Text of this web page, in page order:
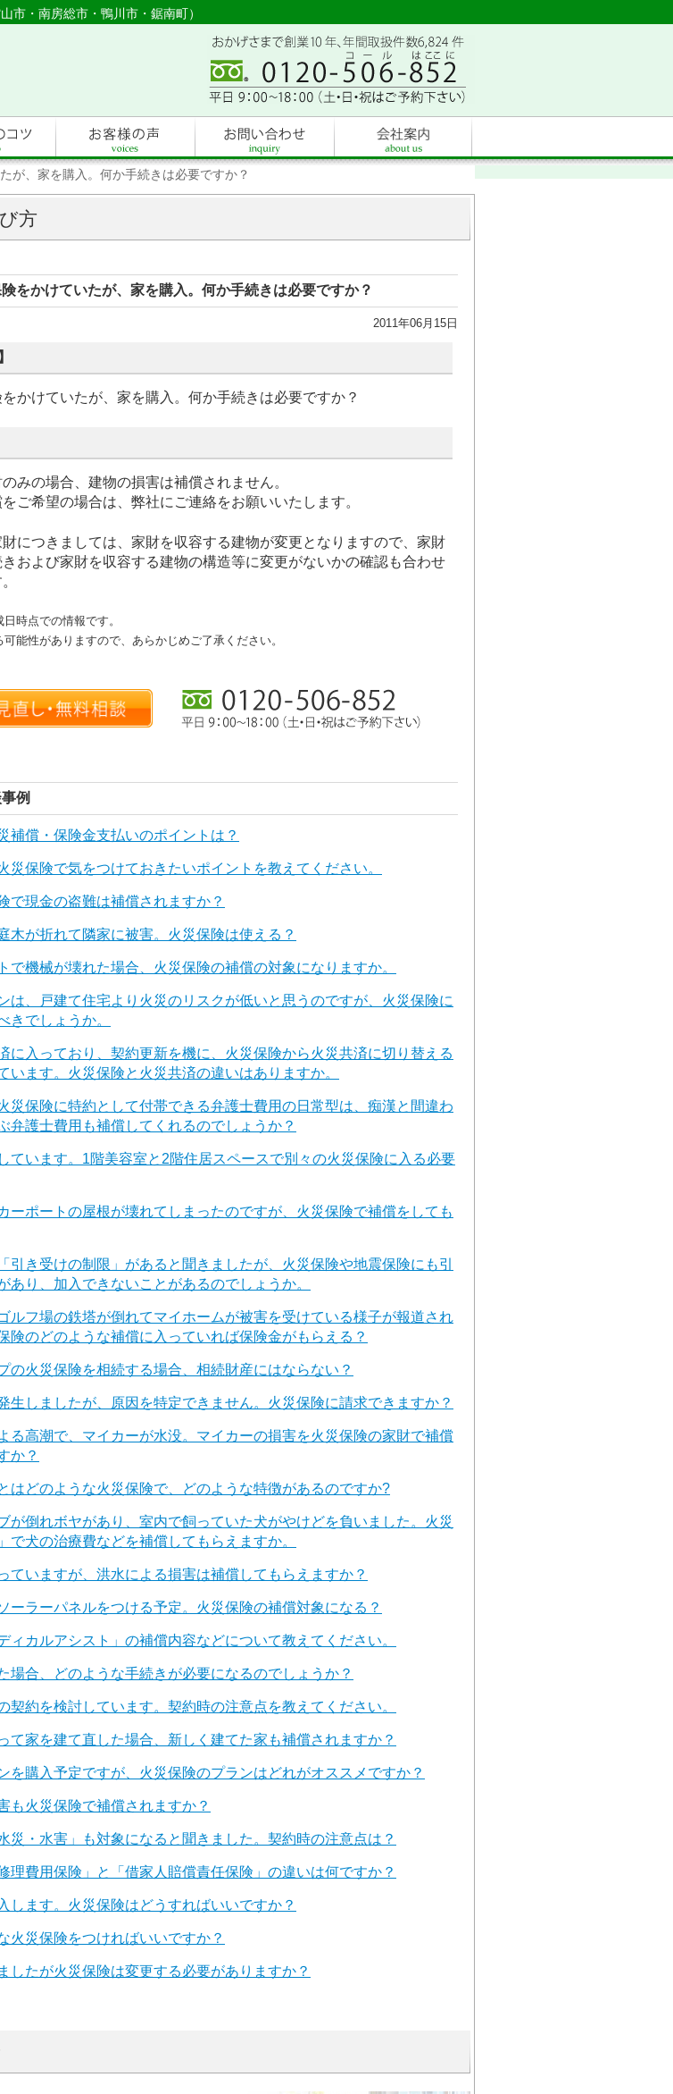
市・南房総市・鴨川市・鋸南町）
が、家を購入。何か手続きは必要ですか？
方
をかけていたが、家を購入。何か手続きは必要ですか？
2011年06月15日
かけていたが、家を購入。何か手続きは必要ですか？
みの場合、建物の損害は補償されません。
ご希望の場合は、弊社にご連絡をお願いいたします。
につきましては、家財を収容する建物が変更となりますので、家財
および家財を収容する建物の構造等に変更がないかの確認も合わせ
時点での情報です。
能性がありますので、あらかじめご了承ください。
例
補償・保険金支払いのポイントは？
災保険で気をつけておきたいポイントを教えてください。
で現金の盗難は補償されますか？
木が折れて隣家に被害。火災保険は使える？
で機械が壊れた場合、火災保険の補償の対象になりますか。
は、戸建て住宅より火災のリスクが低いと思うのですが、火災保険に
きでしょうか。
に入っており、契約更新を機に、火災保険から火災共済に切り替える
います。火災保険と火災共済の違いはありますか。
災保険に特約として付帯できる弁護士費用の日常型は、痴漢と間違わ
弁護士費用も補償してくれるのでしょうか？
ています。1階美容室と2階住居スペースで別々の火災保険に入る必要
ーポートの屋根が壊れてしまったのですが、火災保険で補償をしても
引き受けの制限」があると聞きましたが、火災保険や地震保険にも引
あり、加入できないことがあるのでしょうか。
ルフ場の鉄塔が倒れてマイホームが被害を受けている様子が報道され
険のどのような補償に入っていれば保険金がもらえる？
の火災保険を相続する場合、相続財産にはならない？
生しましたが、原因を特定できません。火災保険に請求できますか？
る高潮で、マイカーが水没。マイカーの損害を火災保険の家財で補償
か？
はどのような火災保険で、どのような特徴があるのですか?
が倒れボヤがあり、室内で飼っていた犬がやけどを負いました。火災
で犬の治療費などを補償してもらえますか。
ていますが、洪水による損害は補償してもらえますか？
ーラーパネルをつける予定。火災保険の補償対象になる？
ィカルアシスト」の補償内容などについて教えてください。
場合、どのような手続きが必要になるのでしょうか？
契約を検討しています。契約時の注意点を教えてください。
て家を建て直した場合、新しく建てた家も補償されますか？
を購入予定ですが、火災保険のプランはどれがオススメですか？
も火災保険で補償されますか？
災・水害」も対象になると聞きました。契約時の注意点は？
理費用保険」と「借家人賠償責任保険」の違いは何ですか？
します。火災保険はどうすればいいですか？
火災保険をつければいいですか？
したが火災保険は変更する必要がありますか？